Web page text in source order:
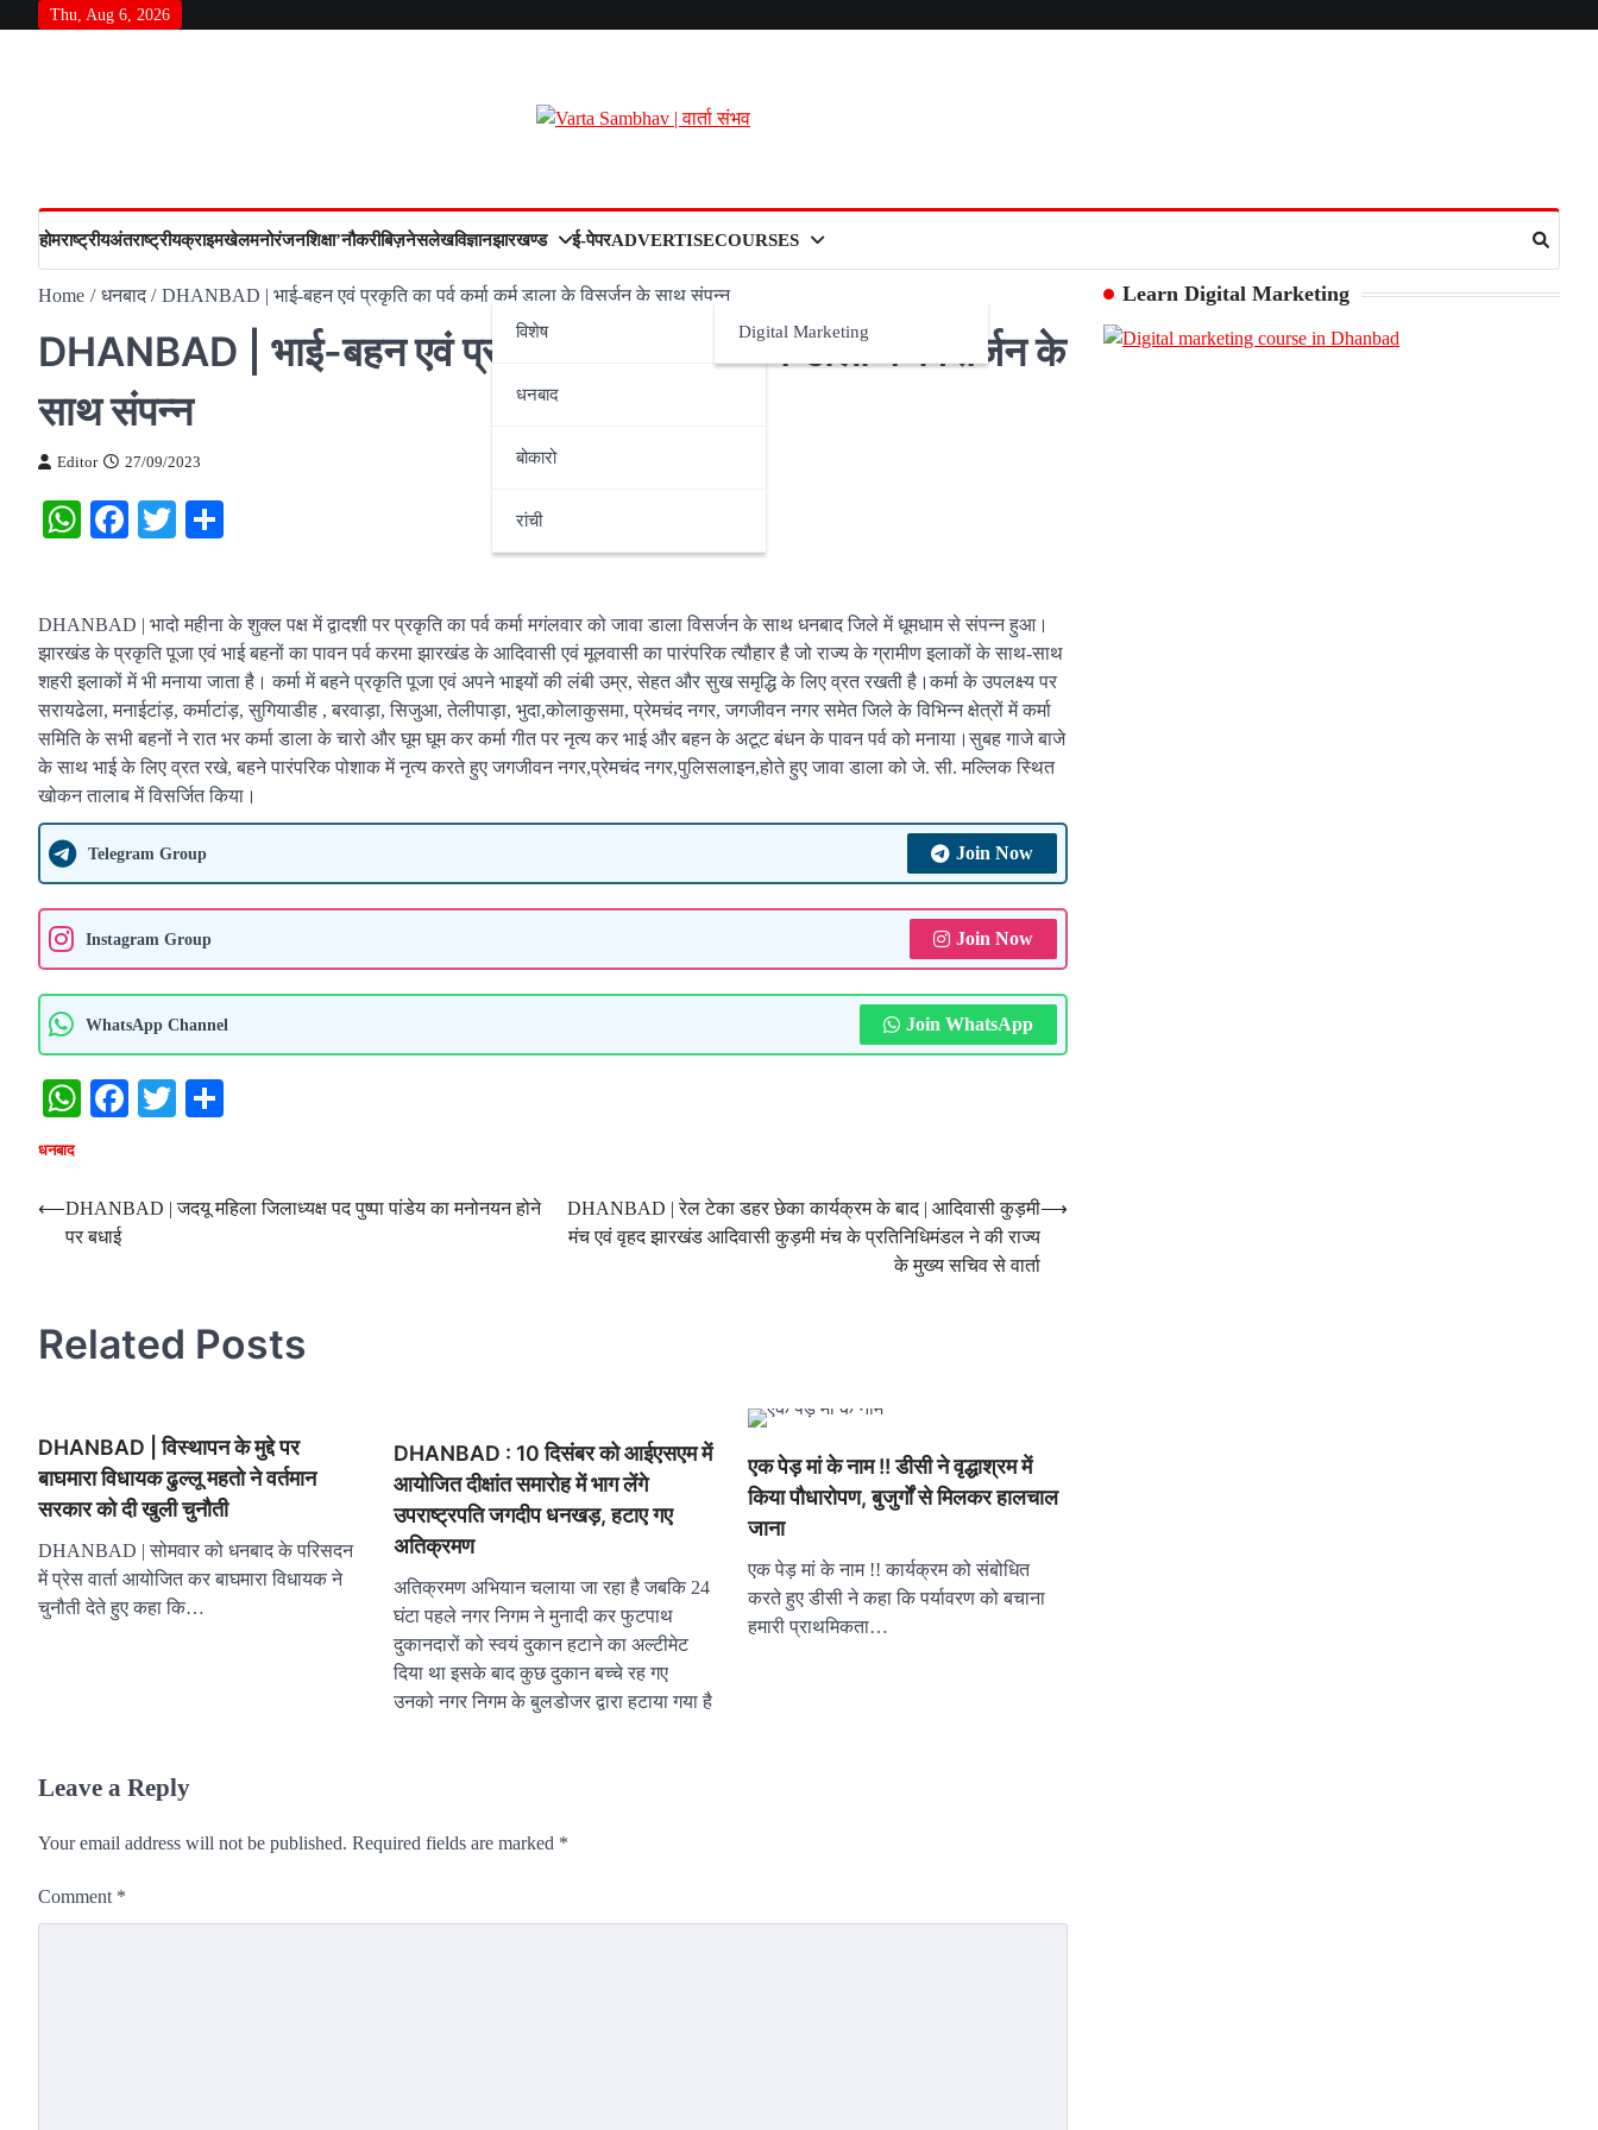
Thu, Aug 6, 2026
होमराष्‍ट्रीयअंतराष्‍ट्रीयक्राइमखेलमनोरंजनशिक्षा’नौकरीबिज़नेसलेखविज्ञानझारखण्ड
विशेष
धनबाद
बोकारो
रांची
ई-पेपरADVERTISECOURSES
Digital Marketing
Home धनबाद DHANBAD | भाई-बहन एवं प्रकृति का पर्व कर्मा कर्म डाला के विसर्जन के साथ संपन्न
DHANBAD | भाई-बहन एवं प्रकृति का पर्व कर्मा कर्म डाला के विसर्जन के
साथ संपन्न
Editor 27/09/2023
WhatsApp
Facebook
Twitter
DHANBAD | भादो महीना के शुक्ल पक्ष में द्वादशी पर प्रकृति का पर्व कर्मा मगंलवार को जावा डाला विसर्जन के साथ धनबाद जिले में धूमधाम से संपन्न हुआ।
झारखंड के प्रकृति पूजा एवं भाई बहनों का पावन पर्व करमा झारखंड के आदिवासी एवं मूलवासी का पारंपरिक त्यौहार है जो राज्य के ग्रामीण इलाकों के साथ-साथ
शहरी इलाकों में भी मनाया जाता है। कर्मा में बहने प्रकृति पूजा एवं अपने भाइयों की लंबी उम्र, सेहत और सुख समृद्धि के लिए व्रत रखती है।कर्मा के उपलक्ष्य पर
सरायढेला, मनाईटांड़, कर्माटांड़, सुगियाडीह , बरवाड़ा, सिजुआ, तेलीपाड़ा, भुदा,कोलाकुसमा, प्रेमचंद नगर, जगजीवन नगर समेत जिले के विभिन्न क्षेत्रों में कर्मा
समिति के सभी बहनों ने रात भर कर्मा डाला के चारो और घूम घूम कर कर्मा गीत पर नृत्य कर भाई और बहन के अटूट बंधन के पावन पर्व को मनाया।सुबह गाजे बाजे
के साथ भाई के लिए व्रत रखे, बहने पारंपरिक पोशाक में नृत्य करते हुए जगजीवन नगर,प्रेमचंद नगर,पुलिसलाइन,होते हुए जावा डाला को जे. सी. मल्लिक स्थित
खोकन तालाब में विसर्जित किया।
Telegram Group Join Now
Instagram Group Join Now
WhatsApp Channel Join WhatsApp
WhatsApp
Facebook
Twitter
धनबाद
Post
navigation
⟵DHANBAD | जदयू महिला जिलाध्यक्ष पद पुष्पा पांडेय का मनोनयन होने
पर बधाई
DHANBAD | रेल टेका डहर छेका कार्यक्रम के बाद | आदिवासी कुड़मी
मंच एवं वृहद झारखंड आदिवासी कुड़मी मंच के प्रतिनिधिमंडल ने की राज्य
के मुख्य सचिव से वार्ता
⟶
Related Posts
DHANBAD | विस्थापन के मुद्दे पर
बाघमारा विधायक ढुल्लू महतो ने वर्तमान
सरकार को दी खुली चुनौती
DHANBAD | सोमवार को धनबाद के परिसदन
में प्रेस वार्ता आयोजित कर बाघमारा विधायक ने
चुनौती देते हुए कहा कि…
DHANBAD : 10 दिसंबर को आईएसएम में
आयोजित दीक्षांत समारोह में भाग लेंगे
उपराष्ट्रपति जगदीप धनखड़, हटाए गए
अतिक्रमण
अतिक्रमण अभियान चलाया जा रहा है जबकि 24
घंटा पहले नगर निगम ने मुनादी कर फुटपाथ
दुकानदारों को स्वयं दुकान हटाने का अल्टीमेट
दिया था इसके बाद कुछ दुकान बच्चे रह गए
उनको नगर निगम के बुलडोजर द्वारा हटाया गया है
एक पेड़ मां के नाम !! डीसी ने वृद्धाश्रम में
किया पौधारोपण, बुजुर्गों से मिलकर हालचाल
जाना
एक पेड़ मां के नाम !! कार्यक्रम को संबोधित
करते हुए डीसी ने कहा कि पर्यावरण को बचाना
हमारी प्राथमिकता…
Leave a Reply
Your email address will not be published. Required fields are marked *
Comment *
Learn Digital Marketing